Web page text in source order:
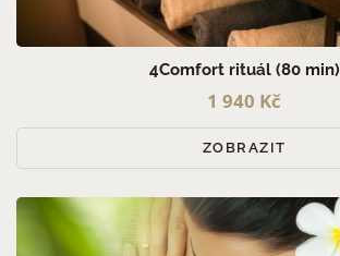
4Comfort rituál (80 min)
1 940 Kč
ZOBRAZIT